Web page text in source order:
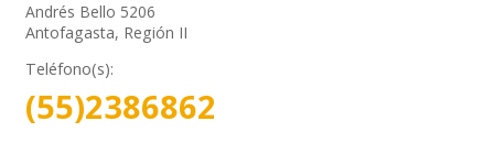
Andrés Bello 5206
Antofagasta, Región II
Teléfono(s):
(55)2386862